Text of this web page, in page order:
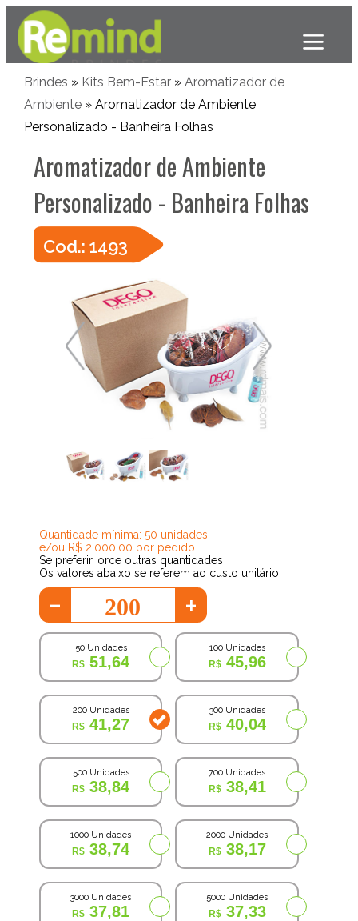
Brindes » Kits Bem-Estar» Aromatizador de
Ambiente» Aromatizador de Ambiente
Personalizado - Banheira Folhas
Aromatizador de Ambiente
Personalizado - Banheira Folhas
Cod.: 1493
Quantidade mínima: 50 unidades
e/ou R$ 2.000,00 por pedido
Se preferir, orce outras quantidades
Os valores abaixo se referem ao custo unitário.
- +
50 Unidades
51,64
100 Unidades
45,96
200 Unidades
41,27
300 Unidades
40,04
500 Unidades
38,84
700 Unidades
38,41
1000 Unidades
38,74
2000 Unidades
38,17
3000 Unidades
37,81
5000 Unidades
37,33